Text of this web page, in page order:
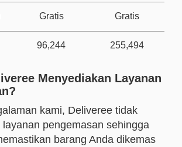
Gratis Gratis
96,244 255,494
Menyediakan Layanan
kami, Deliveree tidak
pengemasan sehingga
barang Anda dikemas